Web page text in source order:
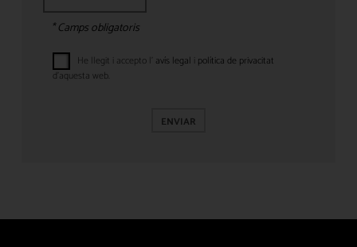
* Camps obligatoris
He llegit i accepto l' avís legal política de privacitat
d’aquesta web.
ENVIAR